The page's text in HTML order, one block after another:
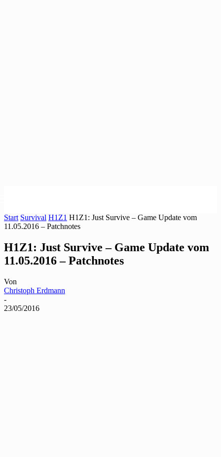
Start Survival H1Z1 H1Z1: Just Survive – Game Update vom
11.05.2016 – Patchnotes
H1Z1: Just Survive – Game Update vom
11.05.2016 – Patchnotes
Von
Christoph Erdmann
-
23/05/2016